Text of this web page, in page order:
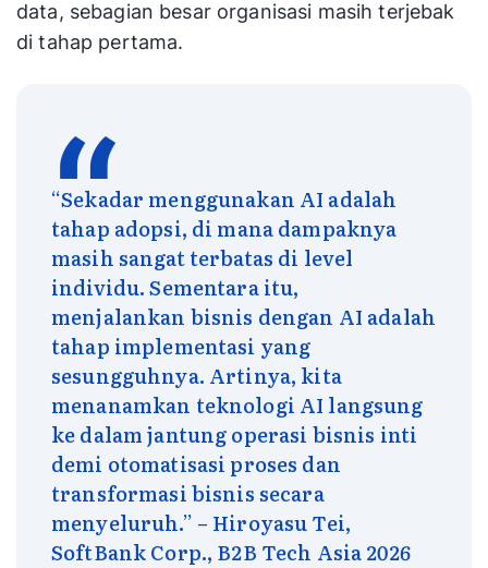
data, sebagian besar organisasi masih terjebak
di tahap pertama.
“Sekadar menggunakan AI adalah
tahap adopsi, di mana dampaknya
masih sangat terbatas di level
individu. Sementara itu,
menjalankan bisnis dengan AI adalah
tahap implementasi yang
sesungguhnya. Artinya, kita
menanamkan teknologi AI langsung
ke dalam jantung operasi bisnis inti
demi otomatisasi proses dan
transformasi bisnis secara
menyeluruh.” – Hiroyasu Tei,
SoftBank Corp., B2B Tech Asia 2026